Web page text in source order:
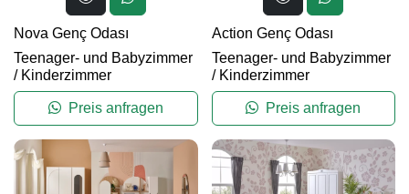
Nova Genç Odası
Teenager- und Babyzimmer
/ Kinderzimmer
Preis anfragen
Action Genç Odası
Teenager- und Babyzimmer
/ Kinderzimmer
Preis anfragen